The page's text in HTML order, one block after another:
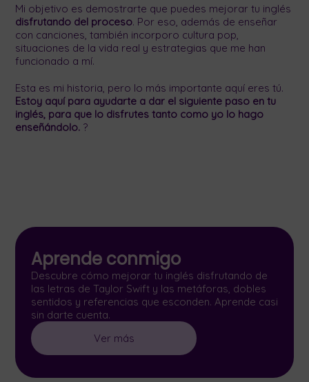
Mi objetivo es demostrarte que puedes mejorar tu inglés
disfrutando del proceso. Por eso, además de enseñar
con canciones, también incorporo cultura pop,
situaciones de la vida real y estrategias que me han
funcionado a mí.
Esta es mi historia, pero lo más importante aquí eres tú.
Estoy aquí para ayudarte a dar el siguiente paso en tu
inglés, para que lo disfrutes tanto como yo lo hago
enseñándolo. ?
Aprende conmigo
Descubre cómo mejorar tu inglés disfrutando de
las letras de Taylor Swift y las metáforas, dobles
sentidos y referencias que esconden. Aprende casi
sin darte cuenta.
Ver más